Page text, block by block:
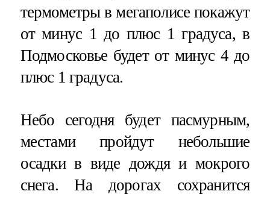
термометры в мегаполисе покажут
от минус 1 до плюс 1 градуса, в
Подмосковье будет от минус 4 до
плюс 1 градуса.
Небо сегодня будет пасмурным,
местами пройдут небольшие
осадки в виде дождя и мокрого
снега. На дорогах сохранится